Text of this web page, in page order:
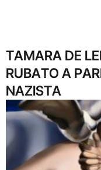
TAMARA DE
RUBATO A
NAZISTA